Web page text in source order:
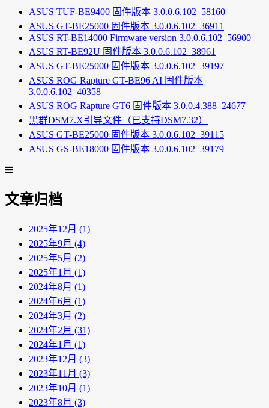
ASUS TUF-BE9400 固件版本 3.0.0.6.102_58160
ASUS GT-BE25000 固件版本 3.0.0.6.102_36911
ASUS RT-BE14000 Firmware version 3.0.0.6.102_56900
ASUS RT-BE92U 固件版本 3.0.0.6.102_38961
ASUS GT-BE25000 固件版本 3.0.0.6.102_39197
ASUS ROG Rapture GT-BE96 AI 固件版本
3.0.0.6.102_40358
ASUS ROG Rapture GT6 固件版本 3.0.0.4.388_24677
黑群DSM7.X引导文件（已支持DSM7.32）
ASUS GT-BE25000 固件版本 3.0.0.6.102_39115
ASUS GS-BE18000 固件版本 3.0.0.6.102_39179
文章归档
2025年12月 (1)
2025年9月 (4)
2025年5月 (2)
2025年1月 (1)
2024年8月 (1)
2024年6月 (1)
2024年3月 (2)
2024年2月 (31)
2024年1月 (1)
2023年12月 (3)
2023年11月 (3)
2023年10月 (1)
2023年8月 (3)